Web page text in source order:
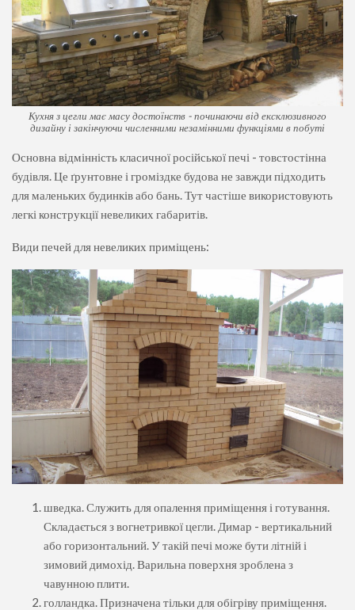
Кухня з цегли має масу достоїнств - починаючи від ексклюзивного
дизайну і закінчуючи численними незамінними функціями в побуті
Основна відмінність класичної російської печі - товстостінна
будівля. Це ґрунтовне і громіздке будова не завжди підходить
для маленьких будинків або бань. Тут частіше використовують
легкі конструкції невеликих габаритів.
Види печей для невеликих приміщень:
шведка. Служить для опалення приміщення і готування.
Складається з вогнетривкої цегли. Димар - вертикальний
або горизонтальний. У такій печі може бути літній і
зимовий димохід. Варильна поверхня зроблена з
чавунною плити.
голландка. Призначена тільки для обігріву приміщення.